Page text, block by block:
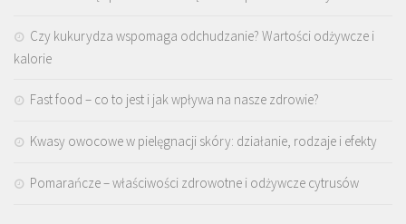
Czy kukurydza wspomaga odchudzanie? Wartości odżywcze i
kalorie
Fast food – co to jest i jak wpływa na nasze zdrowie?
Kwasy owocowe w pielęgnacji skóry: działanie, rodzaje i efekty
Pomarańcze – właściwości zdrowotne i odżywcze cytrusów